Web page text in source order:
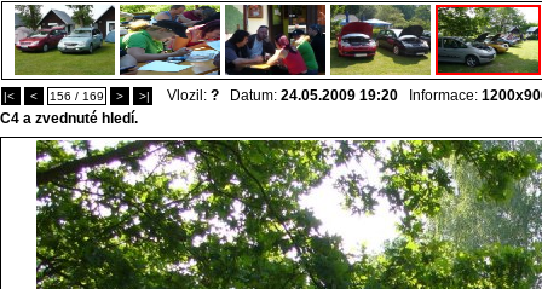
|< < 156 / 169 > >| Vlozil: ? Datum: 24.05.2009 19:20 Informace:
C4 a zvednuté hledí.